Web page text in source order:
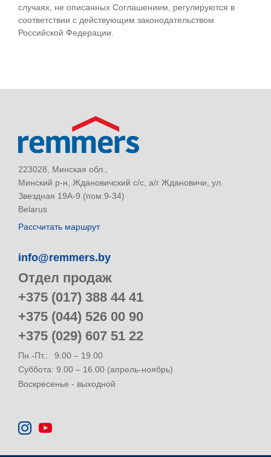
случаях, не описанных Соглашением, регулируются в
соответствии с действующим законодательством
Российской Федерации.
223028, Минская обл.,
Минский р-н, Ждановичский с/с, а/г Ждановичи, ул.
Звездная 19А-9 (пом.9-34)
Belarus
Рассчитать маршрут
info@remmers.by
Отдел продаж
+375 (017) 388 44 41
+375 (044) 526 00 90
+375 (029) 607 51 22
Пн.-Пт.:
9.00 – 19.00
Суббота: 9.00 – 16.00 (апрель-ноябрь)
Воскресенье - выходной